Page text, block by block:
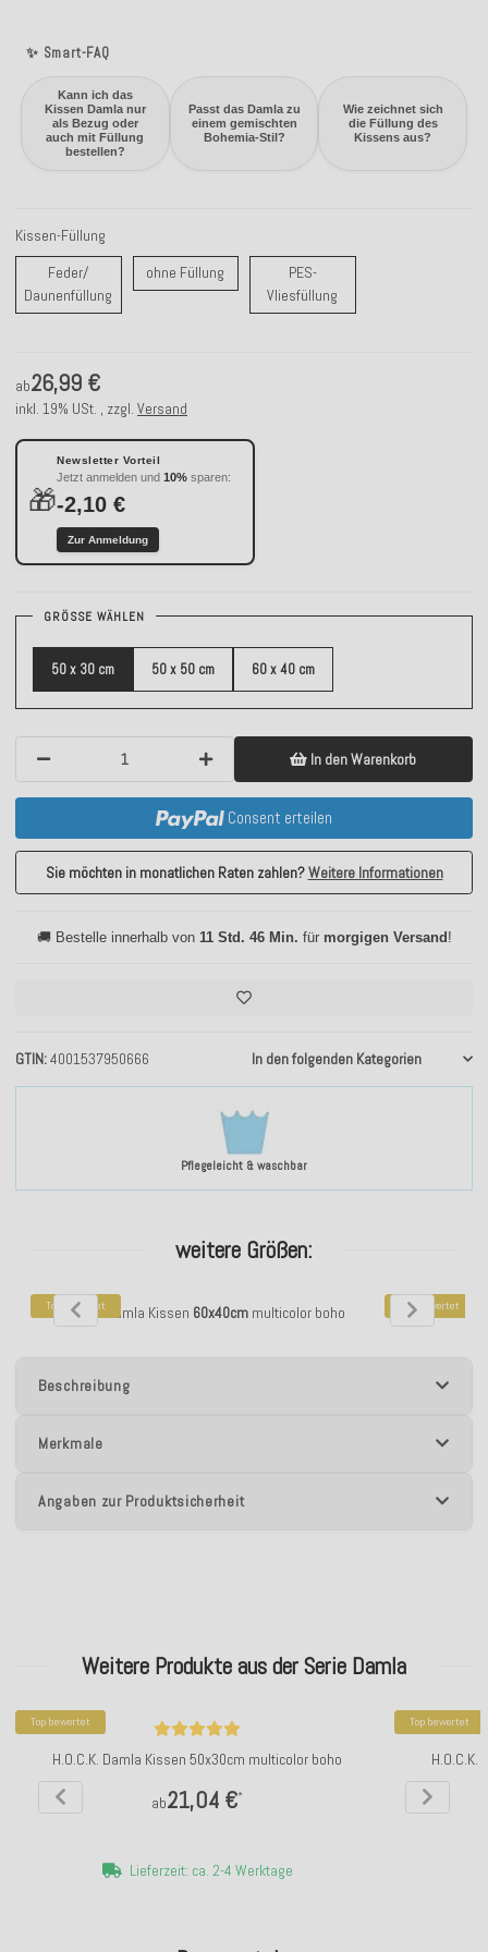
✨ Smart-FAQ
Kann ich das
Kissen Damla nur
als Bezug oder
auch mit Füllung
bestellen?
Passt das Damla zu
einem gemischten
Bohemia-Stil?
Wie zeichnet sich
die Füllung des
Kissens aus?
Pflegeleicht & waschbar
GTIN 4001537950666 In den folgenden Kategorien
Kissen-Füllung
Feder/
Daunenfüllung Feder/ Daunenfüllung
ohne Füllung ohne FüllungPES-
Vliesfüllung
ab26,99 €
inkl. 19% USt. , zzgl. Versand
🎁
Newsletter Vorteil
Jetzt anmelden und 10% sparen:
-2,10 €
Zur Anmeldung
GRÖSSE WÄHLEN
50 x 30 cm 50 x 50 cm 60 x 40 cm
In den Warenkorb
Consent erteilen
Sie möchten in monatlichen Raten zahlen?Weitere Informationen
🚚 Bestelle innerhalb von 11 Std. 46 Min. für morgigen Versand !
weitere Größen:
Top bewertet
H.O.C.K. Damla Kissen 60x40cmmulticolor boho Top bewertet
H.O.C.K.
Beschreibung
Merkmale
Angaben zur Produktsicherheit
Weitere Produkte aus der Serie Damla
Top bewertet
H.O.C.K. Damla Kissen 50x30cm multicolor boho
ab21,04 €*
Lieferzeit: ca. 2-4 Werktage
Top bewertet